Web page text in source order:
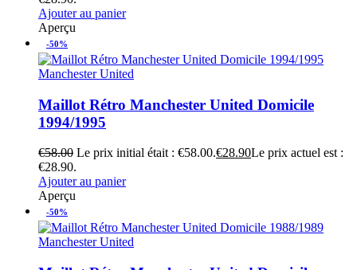
Ajouter au panier
Aperçu
-50%
Manchester United
Maillot Rétro Manchester United Domicile
1994/1995
€58.00 Le prix initial était : €58.00.€28.90Le prix actuel est :
€28.90.
Ajouter au panier
Aperçu
-50%
Manchester United